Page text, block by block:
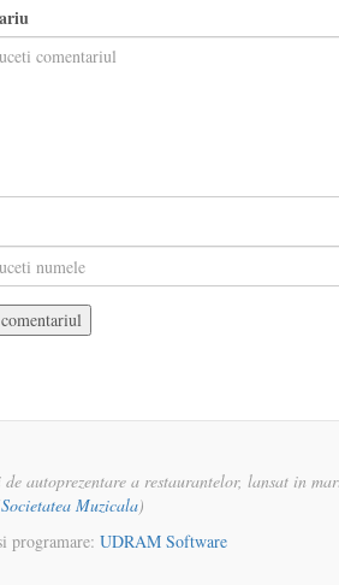
de autoprezentare a restaurantelor, lansat in
Societatea Muzicala)
programare: UDRAM Software